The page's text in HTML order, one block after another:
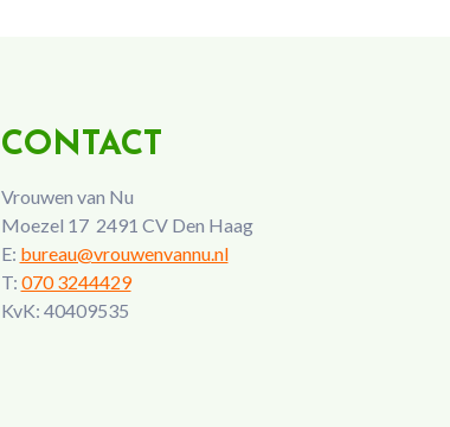
CONTACT
Vrouwen van Nu
Moezel 17 2491 CV Den Haag
E: bureau@vrouwenvannu.nl
T: 070 3244429
KvK: 40409535